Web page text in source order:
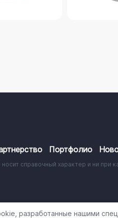
Портфолио
справочный характер и ни при
Медиа Групп» Политика
разработанные нашими